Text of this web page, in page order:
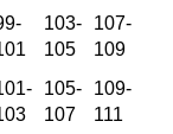
103-
105
107-
109
105-
107
109-
111